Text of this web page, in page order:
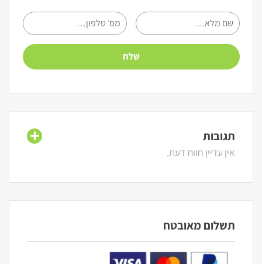
תגובות
אין עדיין חוות דעת.
תשלום מאובטח